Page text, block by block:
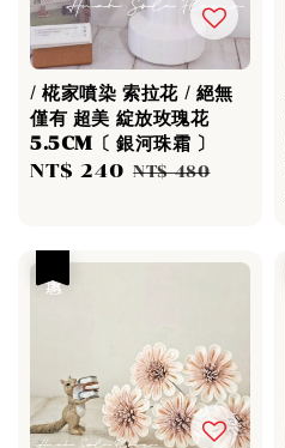
/ 椛家噴染 索拉花 / 絕無
僅有 超美 綻放玫瑰花
5.5CM〔 銀河珠霜 〕
Sale
NT$ 240 Regular
NT$ 480